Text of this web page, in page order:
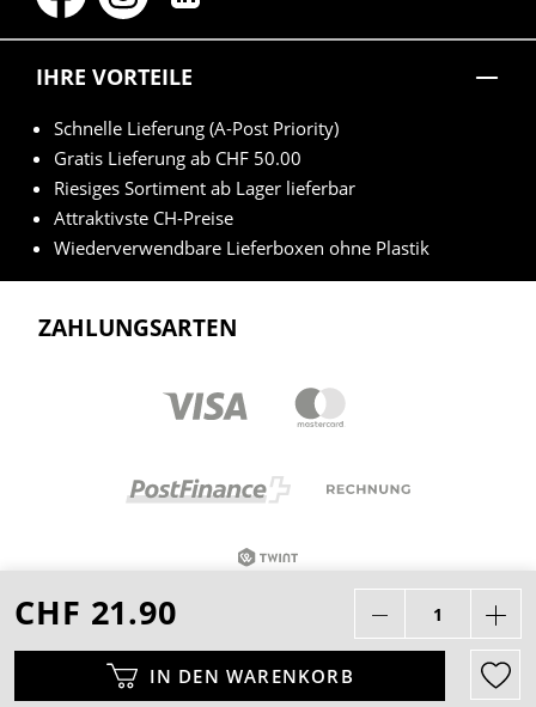
CHF 21.90
IN DEN WARENKORB
IHRE VORTEILE
Schnelle Lieferung (A-Post Priority)
Gratis Lieferung ab CHF 50.00
Riesiges Sortiment ab Lager lieferbar
Attraktivste CH-Preise
Wiederverwendbare Lieferboxen ohne Plastik
ZAHLUNGSARTEN
Alle Preise in CHF inkl. Mehrwertsteuer zzgl.
Versandkosten wenn nicht anders beschrieben.